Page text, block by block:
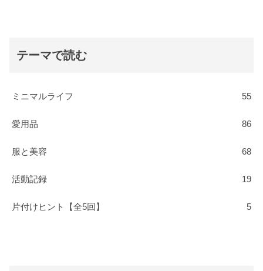
テーマで読む
ミニマルライフ 55
愛用品 86
服と美容 68
活動記録 19
片付けヒント【全5回】 5